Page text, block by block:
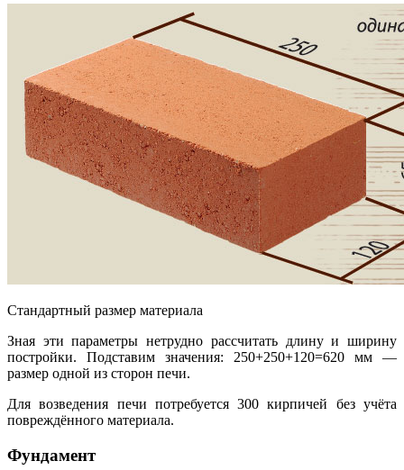
Стандартный размер материала
Зная эти параметры нетрудно рассчитать длину и ширину
постройки. Подставим значения: 250+250+120=620 мм —
размер одной из сторон печи.
Для возведения печи потребуется 300 кирпичей без учёта
повреждённого материала.
Фундамент